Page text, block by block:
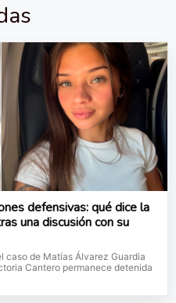
defensivas: qué dice la
una discusión con su
caso de Matías Álvarez Guardia
Cantero permanece detenida